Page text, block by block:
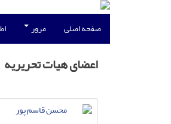
صفحه اصلی مرور
اعضای هیات تحریریه